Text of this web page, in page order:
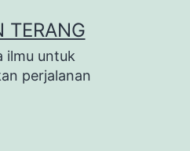
TERANG
ilmu untuk
perjalanan